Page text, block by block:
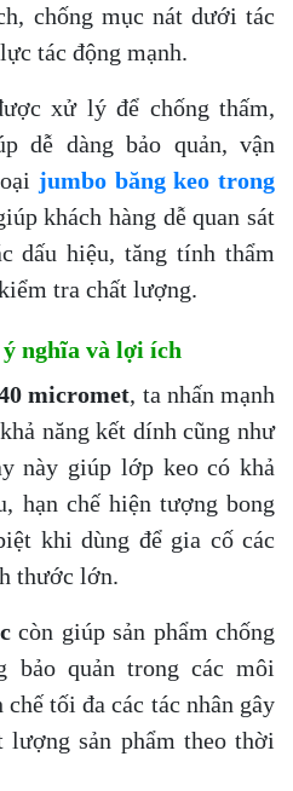
chống mục nát dưới tác
tác động mạnh.
xử lý để chống thấm,
dễ dàng bảo quản, vận
jumbo băng keo trong
khách hàng dễ quan sát
dấu hiệu, tăng tính thẩm
tra chất lượng.
nghĩa và lợi ích
micromet, ta nhấn mạnh
năng kết dính cũng như
này giúp lớp keo có khả
hạn chế hiện tượng bong
khi dùng để gia cố các
thước lớn.
còn giúp sản phẩm chống
bảo quản trong các môi
tối đa các tác nhân gây
lượng sản phẩm theo thời